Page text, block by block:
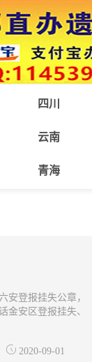
四川
云南
青海
安登报挂失公章，
金安区登报挂失、
2020-09-01